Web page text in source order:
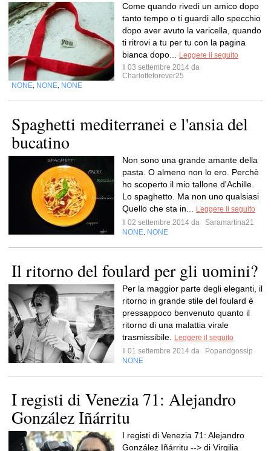
Come quando rivedi un amico dopo
tanto tempo o ti guardi allo specchio
dopo aver avuto la varicella, quando
ti ritrovi a tu per tu con la pagina
bianca dopo...
Leggere il seguito
Il 03 settembre 2014 da
Charlotteforever25
NONE NONE NONE
Spaghetti mediterranei e l'ansia del
bucatino
Non sono una grande amante della
pasta. O almeno non lo ero. Perchè
ho scoperto il mio tallone d'Achille.
Lo spaghetto. Ma non uno qualsiasi
Quello che sta in...
Leggere il seguito
Il 02 settembre 2014 da
Saramartina21
NONE NONE
Il ritorno del foulard per gli uomini?
Per la maggior parte degli eleganti, il
ritorno in grande stile del foulard è
pressappoco benvenuto quanto il
ritorno di una malattia virale
trasmissibile.
Leggere il seguito
Il 01 settembre 2014 da
Popandgossip
NONE
I registi di Venezia 71: Alejandro
González Iñárritu
I registi di Venezia 71: Alejandro
González Iñárritu --> di Virgilia